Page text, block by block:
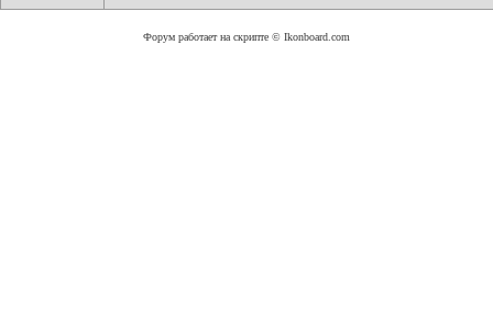
Форум работает на скрипте © Ikonboard.com